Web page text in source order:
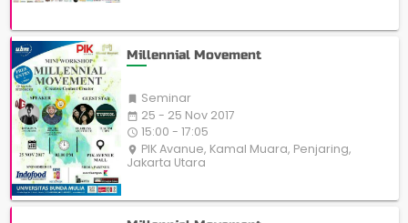
Millennial Movement
 Seminar
date_range 25 - 25 Nov 2017
access_time 15:00 - 17:05
place PIK Avanue, Kamal Muara, Penjaring,
Jakarta Utara